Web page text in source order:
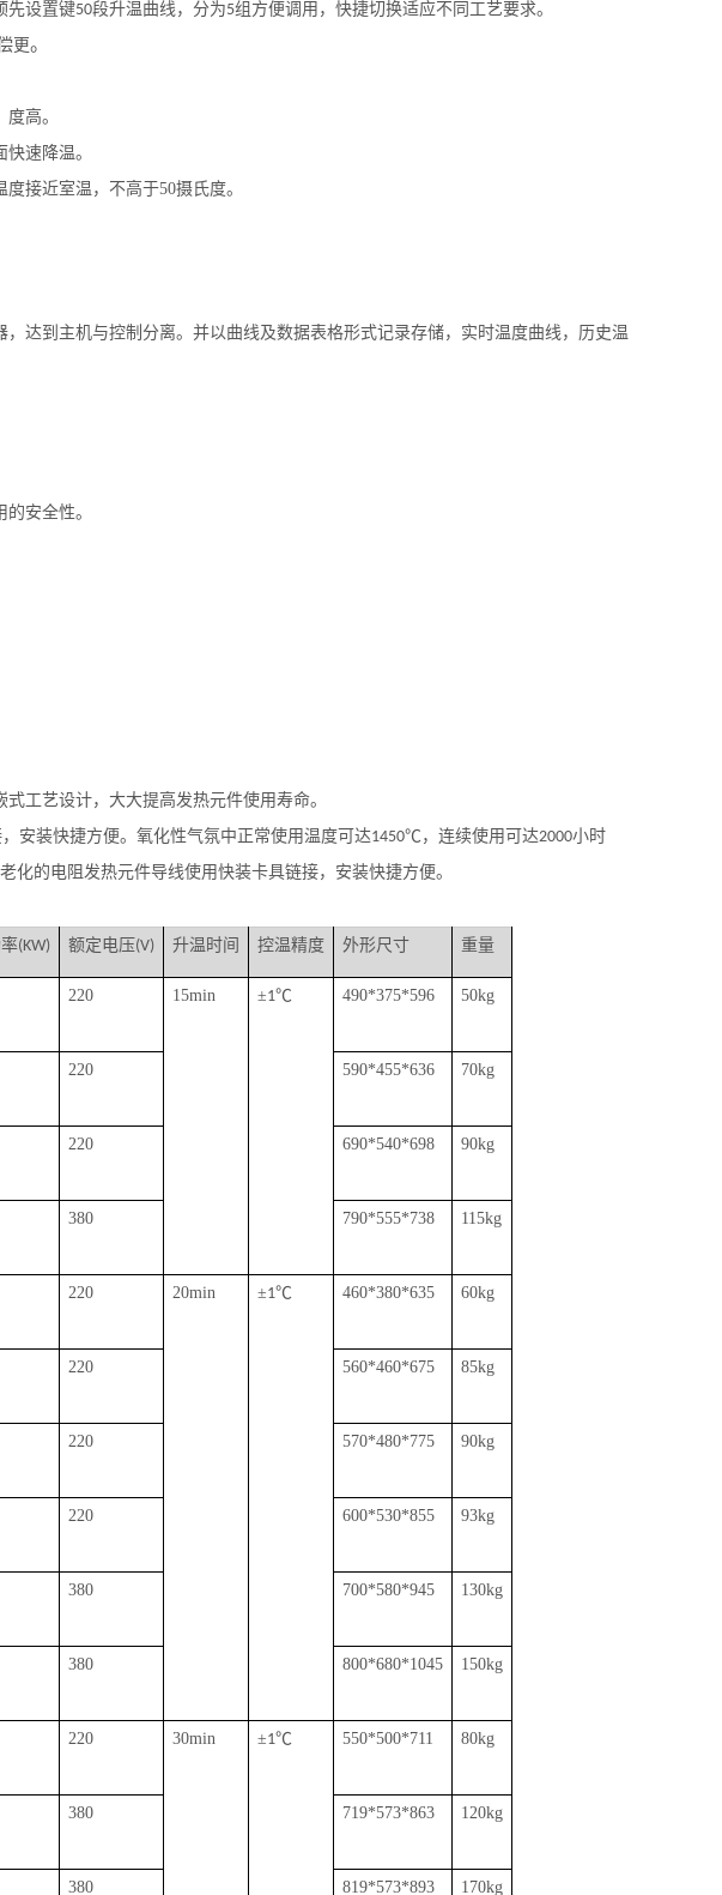
先设置键50段升温曲线，分为5组方便调用，快捷切换适应不同工艺要求。
更。
高。
速降温。
度接近室温，不高于50摄氏度。
达到主机与控制分离。并以曲线及数据表格形式记录存储，实时温度曲线，历史温
安全性。
工艺设计，大大提高发热元件使用寿命。
安装快捷方便。氧化性气氛中正常使用温度可达1450℃，连续使用可达2000小时
化的电阻发热元件导线使用快装卡具链接，安装快捷方便。
(KW) 额定电压(V) 升温时间 控温精度 外形尺寸 重量
220 15min ±1℃ 490*375*596 50kg
220 590*455*636 70kg
220 690*540*698 90kg
380 790*555*738 115kg
220 20min ±1℃ 460*380*635 60kg
220 560*460*675 85kg
220 570*480*775 90kg
220 600*530*855 93kg
380 700*580*945 130kg
380 800*680*1045 150kg
220 30min ±1℃ 550*500*711 80kg
380 719*573*863 120kg
380 819*573*893 170kg